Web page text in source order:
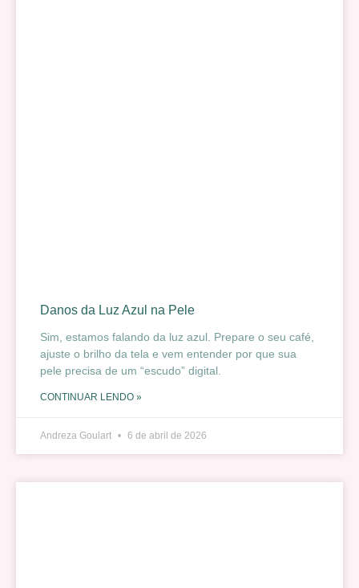
Danos da Luz Azul na Pele
Sim, estamos falando da luz azul. Prepare o seu café,
ajuste o brilho da tela e vem entender por que sua
pele precisa de um “escudo” digital.
CONTINUAR LENDO »
Andreza Goulart 6 de abril de 2026